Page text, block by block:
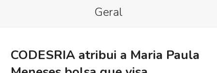
Geral
CODESRIA atribui a Maria Paula